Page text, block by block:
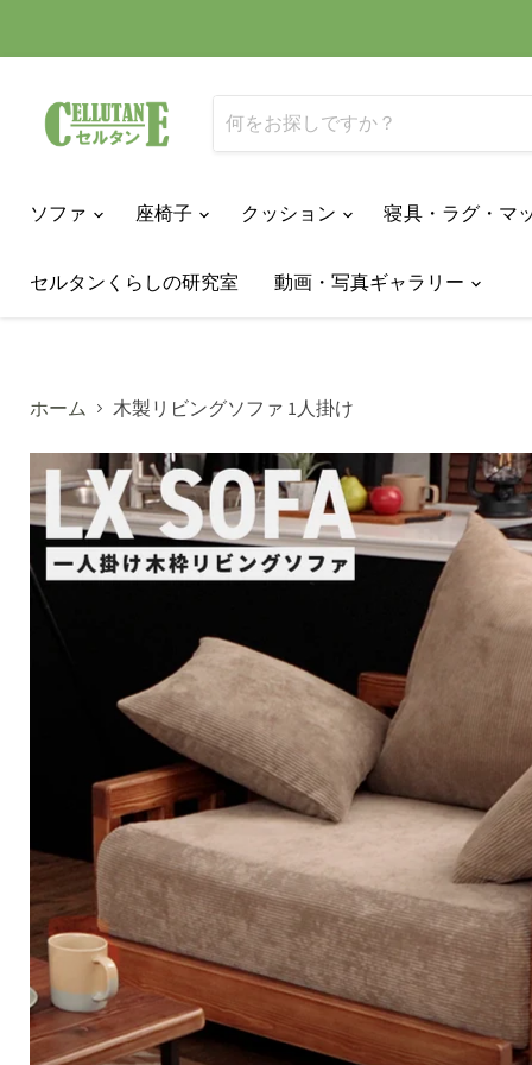
ソファ 座椅子 クッション 寝具・ラグ・マ
セルタンくらしの研究室 動画・写真ギャラリー
ホーム 木製リビングソファ 1人掛け